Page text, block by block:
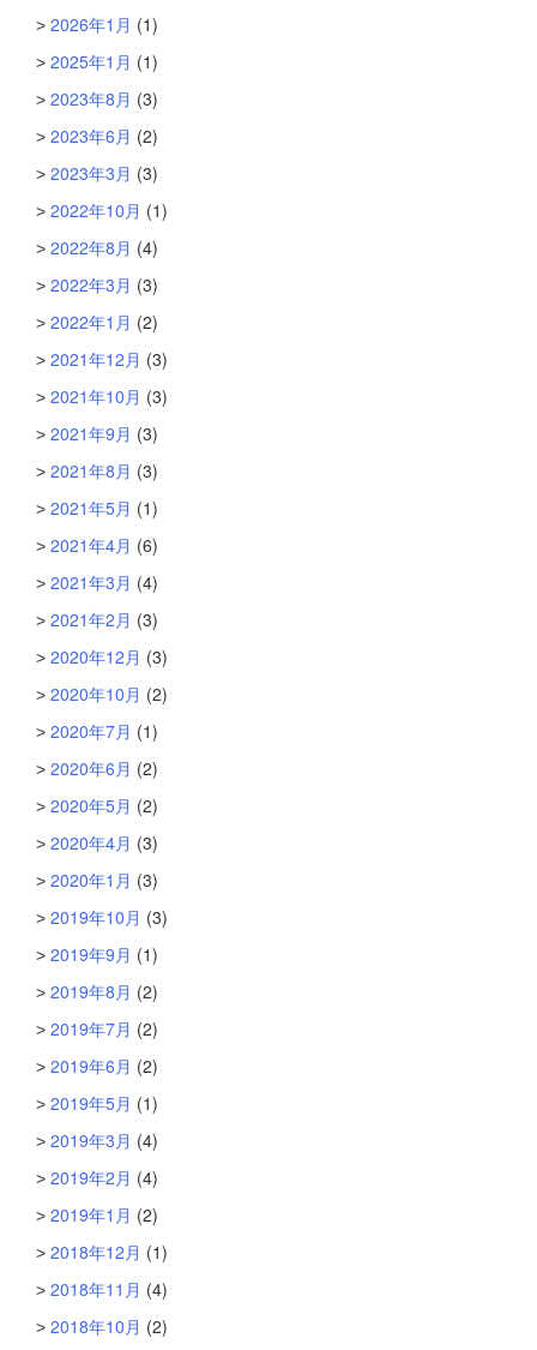
2026年1月 (1)
2025年1月 (1)
2023年8月 (3)
2023年6月 (2)
2023年3月 (3)
2022年10月 (1)
2022年8月 (4)
2022年3月 (3)
2022年1月 (2)
2021年12月 (3)
2021年10月 (3)
2021年9月 (3)
2021年8月 (3)
2021年5月 (1)
2021年4月 (6)
2021年3月 (4)
2021年2月 (3)
2020年12月 (3)
2020年10月 (2)
2020年7月 (1)
2020年6月 (2)
2020年5月 (2)
2020年4月 (3)
2020年1月 (3)
2019年10月 (3)
2019年9月 (1)
2019年8月 (2)
2019年7月 (2)
2019年6月 (2)
2019年5月 (1)
2019年3月 (4)
2019年2月 (4)
2019年1月 (2)
2018年12月 (1)
2018年11月 (4)
2018年10月 (2)